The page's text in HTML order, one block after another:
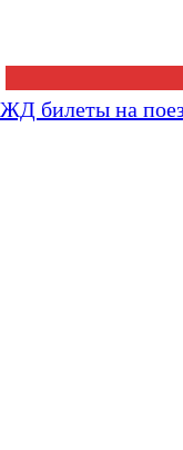
ЖД билеты на